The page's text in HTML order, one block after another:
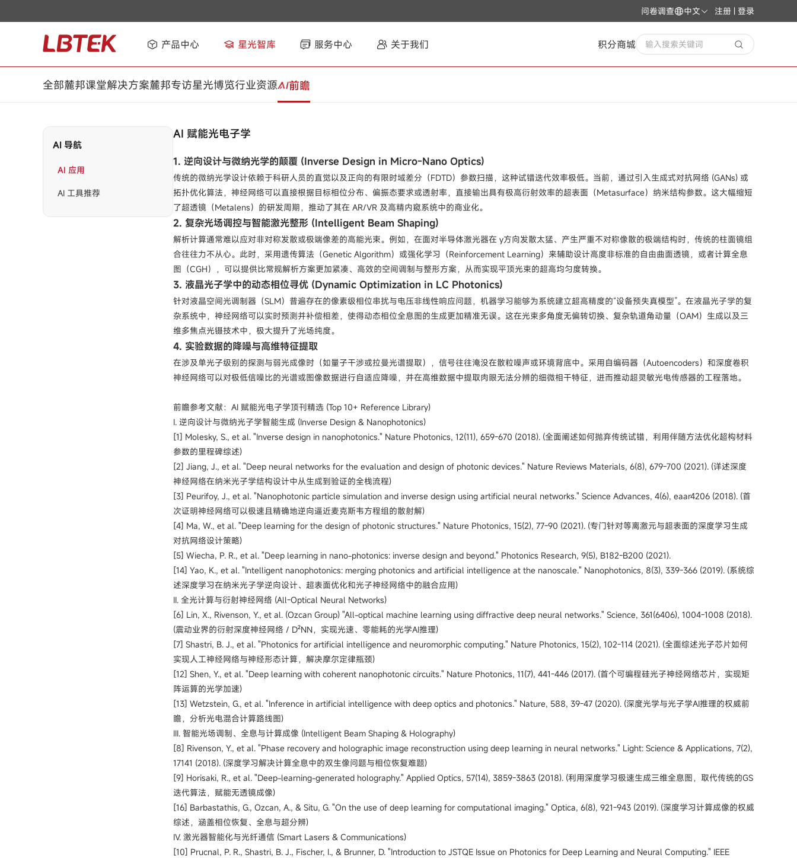
问卷调查 中文 注册 | 登录
产品中心 星光智库 服务中心 关于我们 积分商城 输入搜索关键词
全部麓邦课堂解决方案麓邦专访星光博览行业资源 前瞻
AI 导航
AI 应用
AI 工具推荐
AI 赋能光电子学
1. 逆向设计与微纳光学的颠覆 (Inverse Design in Micro-Nano Optics)
传统的微纳光学设计依赖于科研人员的直觉以及正向的有限时域差分（FDTD）参数扫描，这种试错迭代效率极低。当前，通过引入生成式对抗网络 (GANs) 或
拓扑优化算法，神经网络可以直接根据目标相位分布、偏振态要求或透射率，直接输出具有极高衍射效率的超表面（Metasurface）纳米结构参数。这大幅缩短
了超透镜（Metalens）的研发周期，推动了其在 AR/VR 及高精内窥系统中的商业化。
2. 复杂光场调控与智能激光整形 (Intelligent Beam Shaping)
解析计算通常难以应对非对称发散或极端像差的高能光束。例如，在面对半导体激光器在 y方向发散太猛、产生严重不对称像散的极端结构时，传统的柱面镜组
合往往力不从心。此时，采用遗传算法（Genetic Algorithm）或强化学习（Reinforcement Learning）来辅助设计高度非标准的自由曲面透镜，或者计算全息
图（CGH），可以提供比常规解析方案更加紧凑、高效的空间调制与整形方案，从而实现平顶光束的超高均匀度转换。
3. 液晶光子学中的动态相位寻优 (Dynamic Optimization in LC Photonics)
针对液晶空间光调制器（SLM）普遍存在的像素级相位串扰与电压非线性响应问题，机器学习能够为系统建立超高精度的“设备预失真模型”。在液晶光子学的复
杂系统中，神经网络可以实时预测并补偿相差，使得动态相位全息图的生成更加精准无误。这在光束多角度无偏转切换、复杂轨道角动量（OAM）生成以及三
维多焦点光镊技术中，极大提升了光场纯度。
4. 实验数据的降噪与高维特征提取
在涉及单光子级别的探测与弱光成像时（如量子干涉或拉曼光谱提取），信号往往淹没在散粒噪声或环境背底中。采用自编码器（Autoencoders）和深度卷积
神经网络可以对极低信噪比的光谱或图像数据进行自适应降噪，并在高维数据中提取肉眼无法分辨的细微相干特征，进而推动超灵敏光电传感器的工程落地。
前瞻参考文献：AI 赋能光电子学顶刊精选 (Top 10+ Reference Library)
I. 逆向设计与微纳光子学智能生成 (Inverse Design & Nanophotonics)
[1] Molesky, S., et al. "Inverse design in nanophotonics." Nature Photonics, 12(11), 659-670 (2018). (全面阐述如何抛弃传统试错，利用伴随方法优化超构材料
参数的里程碑综述)
[2] Jiang, J., et al. "Deep neural networks for the evaluation and design of photonic devices." Nature Reviews Materials, 6(8), 679-700 (2021). (详述深度
神经网络在纳米光子学结构设计中从生成到验证的全栈流程)
[3] Peurifoy, J., et al. "Nanophotonic particle simulation and inverse design using artificial neural networks." Science Advances, 4(6), eaar4206 (2018). (首
次证明神经网络可以极速且精确地逆向逼近麦克斯韦方程组的散射解)
[4] Ma, W., et al. "Deep learning for the design of photonic structures." Nature Photonics, 15(2), 77-90 (2021). (专门针对等离激元与超表面的深度学习生成
对抗网络设计策略)
[5] Wiecha, P. R., et al. "Deep learning in nano-photonics: inverse design and beyond." Photonics Research, 9(5), B182-B200 (2021).
[14] Yao, K., et al. "Intelligent nanophotonics: merging photonics and artificial intelligence at the nanoscale." Nanophotonics, 8(3), 339-366 (2019). (系统综
述深度学习在纳米光子学逆向设计、超表面优化和光子神经网络中的融合应用)
II. 全光计算与衍射神经网络 (All-Optical Neural Networks)
[6] Lin, X., Rivenson, Y., et al. (Ozcan Group) "All-optical machine learning using diffractive deep neural networks." Science, 361(6406), 1004-1008 (2018).
(震动业界的衍射深度神经网络 / D²NN，实现光速、零能耗的光学AI推理)
[7] Shastri, B. J., et al. "Photonics for artificial intelligence and neuromorphic computing." Nature Photonics, 15(2), 102-114 (2021). (全面综述光子芯片如何
实现人工神经网络与神经形态计算，解决摩尔定律瓶颈)
[12] Shen, Y., et al. "Deep learning with coherent nanophotonic circuits." Nature Photonics, 11(7), 441-446 (2017). (首个可编程硅光子神经网络芯片，实现矩
阵运算的光学加速)
[13] Wetzstein, G., et al. "Inference in artificial intelligence with deep optics and photonics." Nature, 588, 39-47 (2020). (深度光学与光子学AI推理的权威前
瞻，分析光电混合计算路线图)
III. 智能光场调制、全息与计算成像 (Intelligent Beam Shaping & Holography)
[8] Rivenson, Y., et al. "Phase recovery and holographic image reconstruction using deep learning in neural networks." Light: Science & Applications, 7(2),
17141 (2018). (深度学习解决计算全息中的双生像问题与相位恢复难题)
[9] Horisaki, R., et al. "Deep-learning-generated holography." Applied Optics, 57(14), 3859-3863 (2018). (利用深度学习极速生成三维全息图，取代传统的GS
迭代算法，赋能无透镜成像)
[16] Barbastathis, G., Ozcan, A., & Situ, G. "On the use of deep learning for computational imaging." Optica, 6(8), 921-943 (2019). (深度学习计算成像的权威
综述，涵盖相位恢复、全息与超分辨)
IV. 激光器智能化与光纤通信 (Smart Lasers & Communications)
[10] Prucnal, P. R., Shastri, B. J., Fischer, I., & Brunner, D. "Introduction to JSTQE Issue on Photonics for Deep Learning and Neural Computing." IEEE